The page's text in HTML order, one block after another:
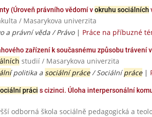
(Úroveň právního vědomí vokruhu sociálních
/ Masarykova univerzita
a právní věda / Právo| Práce na příbuzné
zařízení k současnému způsobu trávení
studií / Masarykova univerzita
politika a sociální práce/ Sociálnípráce|
práci s cizinci. Úloha interpersonální
odborná škola sociálně pedagogická a